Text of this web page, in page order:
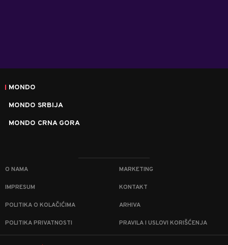
MONDO
MONDO SRBIJA
MONDO CRNA GORA
O NAMA MARKETING
IMPRESUM KONTAKT
POLITIKA O KOLAČIĆIMA ARHIVA
POLITIKA PRIVATNOSTI PRAVILA I USLOVI KORIŠĆENJA